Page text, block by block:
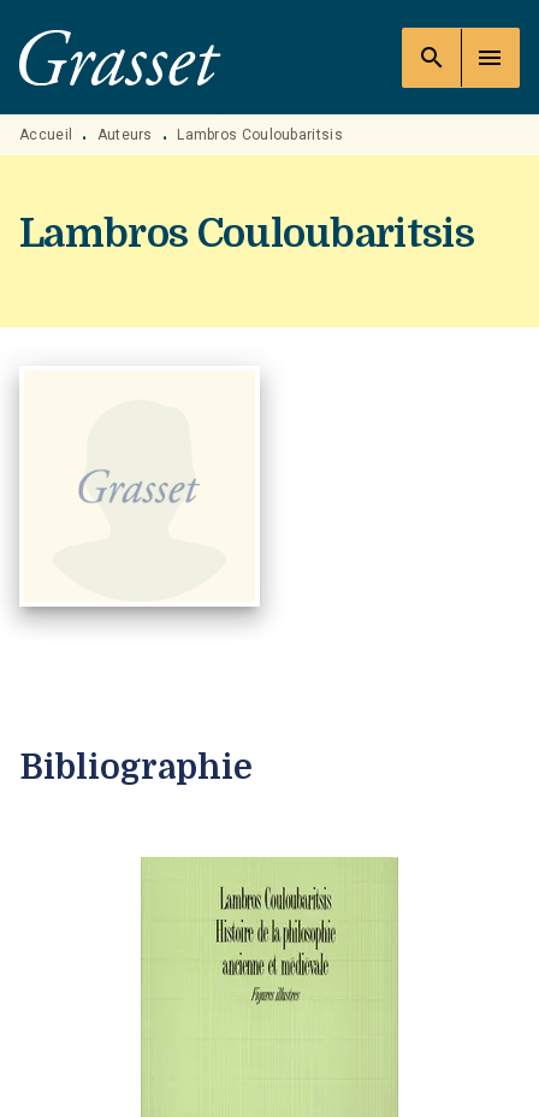
MENU RECHERCHE
PIED DE PAGE
search menu
Accueil • Auteurs • Lambros Couloubaritsis
Lambros Couloubaritsis
Bibliographie